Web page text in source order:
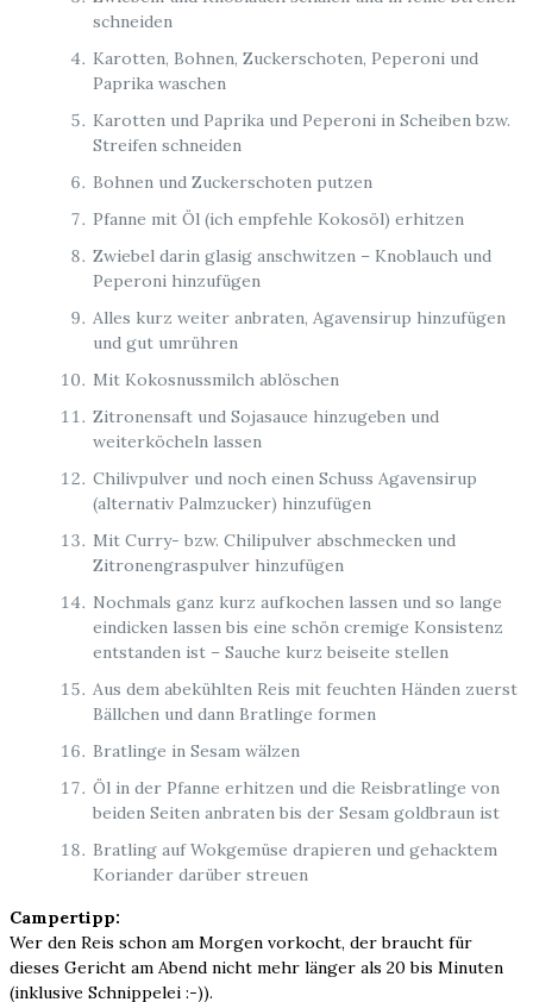
schneiden
Karotten, Bohnen, Zuckerschoten, Peperoni und
Paprika waschen
Karotten und Paprika und Peperoni in Scheiben bzw.
Streifen schneiden
Bohnen und Zuckerschoten putzen
Pfanne mit Öl (ich empfehle Kokosöl) erhitzen
Zwiebel darin glasig anschwitzen – Knoblauch und
Peperoni hinzufügen
Alles kurz weiter anbraten, Agavensirup hinzufügen
und gut umrühren
Mit Kokosnussmilch ablöschen
Zitronensaft und Sojasauce hinzugeben und
weiterköcheln lassen
Chilivpulver und noch einen Schuss Agavensirup
(alternativ Palmzucker) hinzufügen
Mit Curry- bzw. Chilipulver abschmecken und
Zitronengraspulver hinzufügen
Nochmals ganz kurz aufkochen lassen und so lange
eindicken lassen bis eine schön cremige Konsistenz
entstanden ist – Sauche kurz beiseite stellen
Aus dem abekühlten Reis mit feuchten Händen zuerst
Bällchen und dann Bratlinge formen
Bratlinge in Sesam wälzen
Öl in der Pfanne erhitzen und die Reisbratlinge von
beiden Seiten anbraten bis der Sesam goldbraun ist
Bratling auf Wokgemüse drapieren und gehacktem
Koriander darüber streuen
Campertipp:
Wer den Reis schon am Morgen vorkocht, der braucht für
dieses Gericht am Abend nicht mehr länger als 20 bis Minuten
(inklusive Schnippelei :-)).